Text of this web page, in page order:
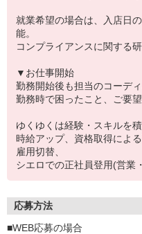
就業希望の場合は、入店日
能。
コンプライアンスに関する
▼お仕事開始
勤務開始後も担当のコーデ
勤務時で困ったこと、ご要
ゆくゆくは経験・スキルを
時給アップ、資格取得によ
雇用切替、
シエロでの正社員登用(営業
応募方法
■WEB応募の場合